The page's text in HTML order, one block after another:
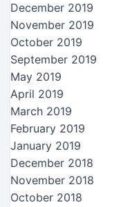
December 2019
November 2019
October 2019
September 2019
May 2019
April 2019
March 2019
February 2019
January 2019
December 2018
November 2018
October 2018